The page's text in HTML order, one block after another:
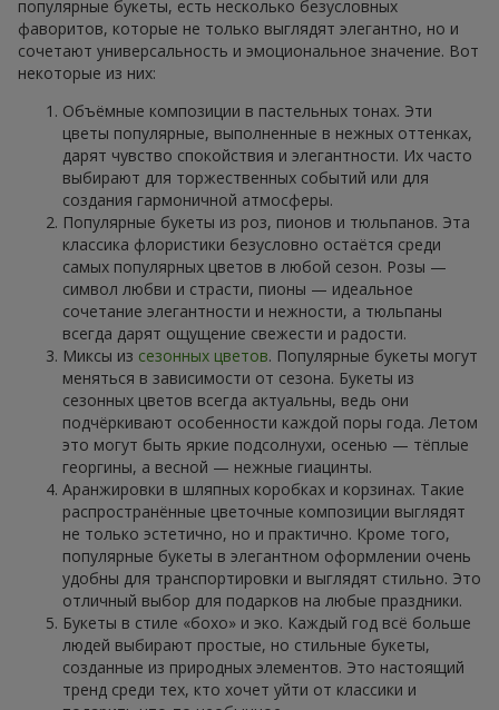
популярные букеты, есть несколько безусловных
фаворитов, которые не только выглядят элегантно, но и
сочетают универсальность и эмоциональное значение. Вот
некоторые из них:
Объёмные композиции в пастельных тонах. Эти
цветы популярные, выполненные в нежных оттенках,
дарят чувство спокойствия и элегантности. Их часто
выбирают для торжественных событий или для
создания гармоничной атмосферы.
Популярные букеты из роз, пионов и тюльпанов. Эта
классика флористики безусловно остаётся среди
самых популярных цветов в любой сезон. Розы —
символ любви и страсти, пионы — идеальное
сочетание элегантности и нежности, а тюльпаны
всегда дарят ощущение свежести и радости.
Миксы из сезонных цветов. Популярные букеты могут
меняться в зависимости от сезона. Букеты из
сезонных цветов всегда актуальны, ведь они
подчёркивают особенности каждой поры года. Летом
это могут быть яркие подсолнухи, осенью — тёплые
георгины, а весной — нежные гиацинты.
Аранжировки в шляпных коробках и корзинах. Такие
распространённые цветочные композиции выглядят
не только эстетично, но и практично. Кроме того,
популярные букеты в элегантном оформлении очень
удобны для транспортировки и выглядят стильно. Это
отличный выбор для подарков на любые праздники.
Букеты в стиле «бохо» и эко. Каждый год всё больше
людей выбирают простые, но стильные букеты,
созданные из природных элементов. Это настоящий
тренд среди тех, кто хочет уйти от классики и